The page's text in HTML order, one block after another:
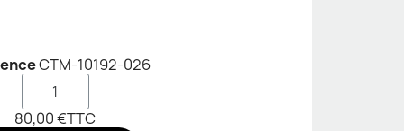
CTM-10192-026
80,00 €TTC